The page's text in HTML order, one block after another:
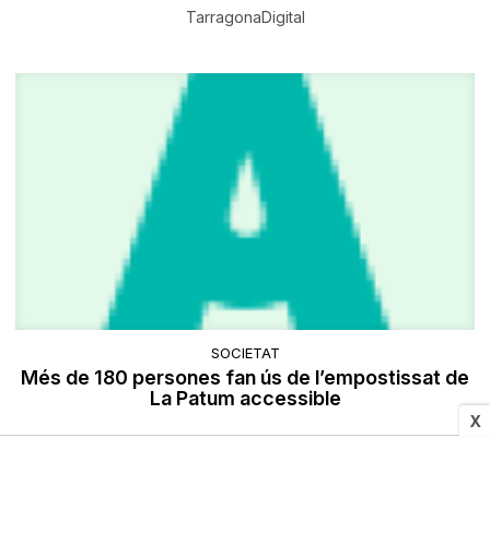
X
TarragonaDigital
SOCIETAT
Més de 180 persones fan ús de l’empostissat de
La Patum accessible